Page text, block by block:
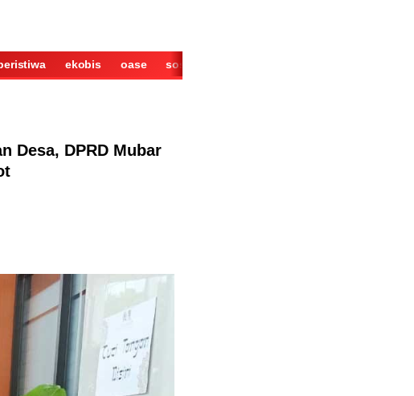
ekobis oase sosok
Desa, DPRD Mubar